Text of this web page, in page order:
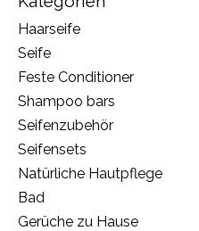
Haarseife
Seife
Feste Conditioner
Shampoo bars
Seifenzubehör
Seifensets
Natürliche Hautpflege
Bad
Gerüche zu Hause